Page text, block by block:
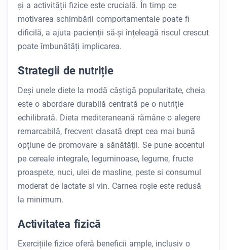
și a activității fizice este crucială. În timp ce
motivarea schimbării comportamentale poate fi
dificilă, a ajuta pacienții să-și înțeleagă riscul crescut
poate îmbunătăți implicarea.
Strategii de nutriție
Deși unele diete la modă câștigă popularitate, cheia
este o abordare durabilă centrată pe o nutriție
echilibrată. Dieta mediteraneană rămâne o alegere
remarcabilă, frecvent clasată drept cea mai bună
opțiune de promovare a sănătății. Se pune accentul
pe cereale integrale, leguminoase, legume, fructe
proaspete, nuci, ulei de masline, peste si consumul
moderat de lactate si vin. Carnea roșie este redusă
la minimum.
Activitatea fizică
Exercițiile fizice oferă beneficii ample, inclusiv o